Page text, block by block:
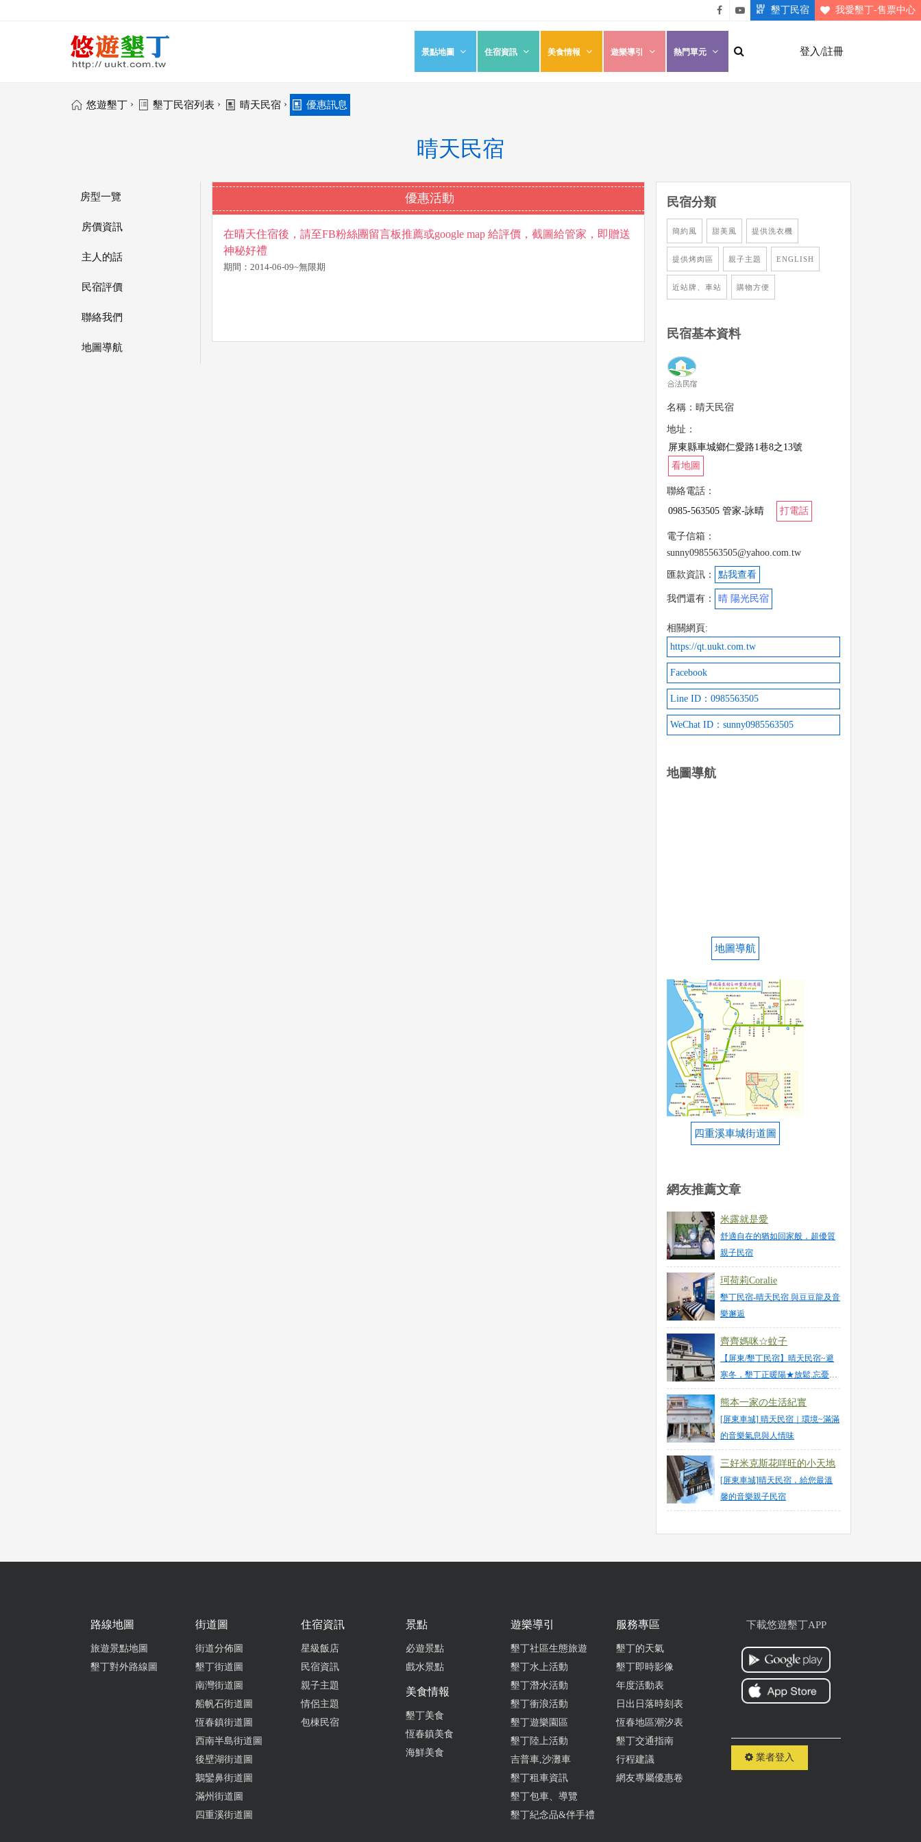
悠遊
墾丁
粉絲
墾丁
墾丁民宿 我愛墾丁-售票中心
登入/註冊
景點地圖 住宿資訊 美食情報 遊樂導引 熱門單元
悠遊墾丁 › 墾丁民宿列表 › 晴天民宿 › 優惠訊息
晴天民宿
房型一覽
房價資訊
主人的話
民宿評價
聯絡我們
地圖導航
優惠活動
在晴天住宿後，請至FB粉絲團留言板推薦或google map 給評價，截圖給管家，即贈送
神秘好禮
期間：2014-06-09~無限期
民宿分類
簡約風 甜美風 提供洗衣機
提供烤肉區 親子主題 ENGLISH
近站牌、車站 購物方便
民宿基本資料
名稱：晴天民宿
地址：
屏東縣車城鄉仁愛路1巷8之13號
看地圖
聯絡電話：
0985-563505 管家-詠晴
打電話
電子信箱：
sunny0985563505@yahoo.com.tw
匯款資訊： 點我查看
我們還有： 晴 陽光民宿
相關網頁:
https://qt.uukt.com.tw
Facebook
Line ID：0985563505
WeChat ID：sunny0985563505
地圖導航
地圖導航
四重溪車城街道圖
網友推薦文章
米露就是愛
舒適自在的猶如回家般，超優質
親子民宿
珂荷莉Coralie
墾丁民宿-晴天民宿 與豆豆龍及音
樂邂逅
齊齊媽咪☆蚊子
【屏東/墾丁民宿】晴天民宿~避
寒冬，墾丁正暖陽★放鬆.忘憂
Let`s Go!
熊本一家の生活紀實
[屏東車城] 晴天民宿｜環境~滿滿
的音樂氣息與人情味
三好米克斯花咩旺的小天地
[屏東車城]晴天民宿，給您最溫
馨的音樂親子民宿
路線地圖
旅遊景點地圖
墾丁對外路線圖
街道圖
街道分佈圖
墾丁街道圖
南灣街道圖
船帆石街道圖
恆春鎮街道圖
西南半島街道圖
後壁湖街道圖
鵝鑾鼻街道圖
滿州街道圖
四重溪街道圖
住宿資訊
星級飯店
民宿資訊
親子主題
情侶主題
包棟民宿
景點
必遊景點
戲水景點
美食情報
墾丁美食
恆春鎮美食
海鮮美食
遊樂導引
墾丁社區生態旅遊
墾丁水上活動
墾丁潛水活動
墾丁衝浪活動
墾丁遊樂園區
墾丁陸上活動
吉普車,沙灘車
墾丁租車資訊
墾丁包車、導覽
墾丁紀念品&伴手禮
服務專區
墾丁的天氣
墾丁即時影像
年度活動表
日出日落時刻表
恆春地區潮汐表
墾丁交通指南
行程建議
網友專屬優惠卷
下載悠遊墾丁APP
業者登入